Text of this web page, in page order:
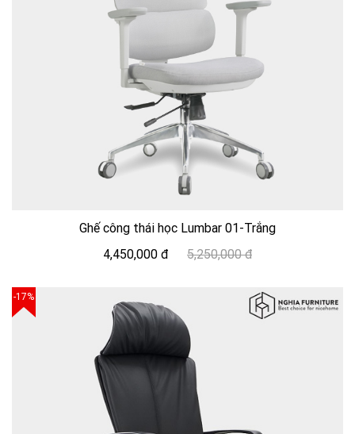
Ghế công thái học Lumbar 01-Trắng
4,450,000 đ
5,250,000 đ
-17%